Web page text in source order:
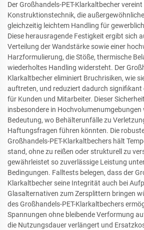
Der Großhandels-PET-Klarkaltbecher
Konstruktionstechnik, die
gleichzeitig leichtem Handling für
Diese herausragende Festigkeit ergibt sich
Verteilung der Wandstärke sowie einer
Harzformulierung, die Stöße, thermische
wiederholtes Handling widersteht. Der
Klarkaltbecher eliminiert Bruchrisiken, wie
auftreten, und reduziert dadurch signifikant
für Kunden und Mitarbeiter. Dieser
insbesondere in Hochvolumenumgebungen
Bedeutung, wo Behälterunfälle zu
Haftungsfragen führen könnten. Die
Großhandels-PET-Klarkaltbechers hält
stand, ohne zu reißen oder strukturell zu
gewährleistet so zuverlässige Leistung
Bedingungen. Falltests belegen, dass der
Klarkaltbecher seine Integrität auch bei
Glasalternativen zum Zersplittern bringen
des Großhandels-PET-Klarkaltbechers
Spannungen ohne bleibende Verformung
die Nutzungsdauer verlängert und